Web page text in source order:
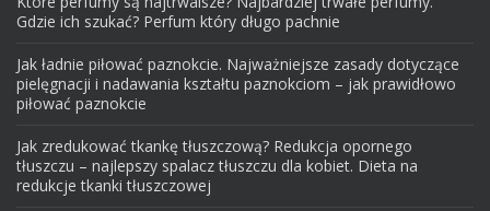
Gdzie ich szukać? Perfum który długo pachnie
Jak ładnie piłować paznokcie. Najważniejsze zasady dotyczące
pielęgnacji i nadawania kształtu paznokciom – jak prawidłowo
piłować paznokcie
Jak zredukować tkankę tłuszczową? Redukcja opornego
tłuszczu – najlepszy spalacz tłuszczu dla kobiet. Dieta na
redukcje tkanki tłuszczowej